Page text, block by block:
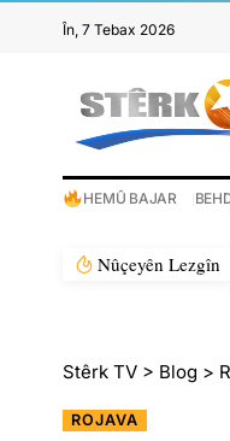
În, 7 Tebax 2026
HEMÛ BAJAR
Nûçeyên Lezgîn
Stêrk TV > Blog >
ROJAVA